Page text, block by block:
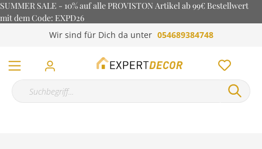
SUMMER SALE - 10% auf alle PROVISTON Artikel ab 99€ Bestellwert
mit dem Code: EXPD26
Wir sind für Dich da unter 054689384748